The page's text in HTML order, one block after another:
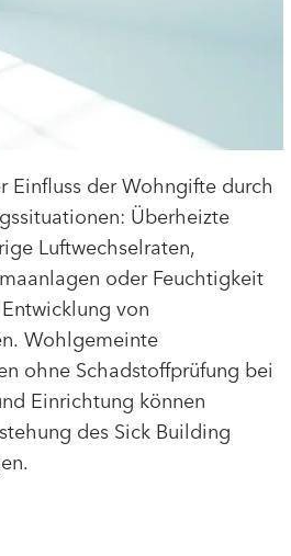
Einfluss der Wohngifte durch
Überheizte
Luftwechselraten,
oder Feuchtigkeit
von
Wohlgemeinte
ohne Schadstoffprüfung bei
Einrichtung können
des Sick Building